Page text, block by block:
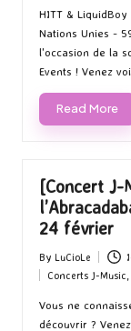
in
HITT &
Nations Unies -
l'occasion de la
Events ! Venez
Read More
[Concert J-
24 février
Posted
by
By LuCioLe
Posted
in
Concerts J-Music
Vous ne
découvrir ?